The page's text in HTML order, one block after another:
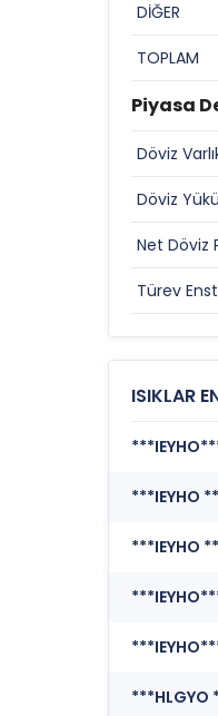
DİĞER
TOPLAM
Piyasa
Döviz
Döviz
Net Döviz
Türev
ISIKLAR
***IEYHO